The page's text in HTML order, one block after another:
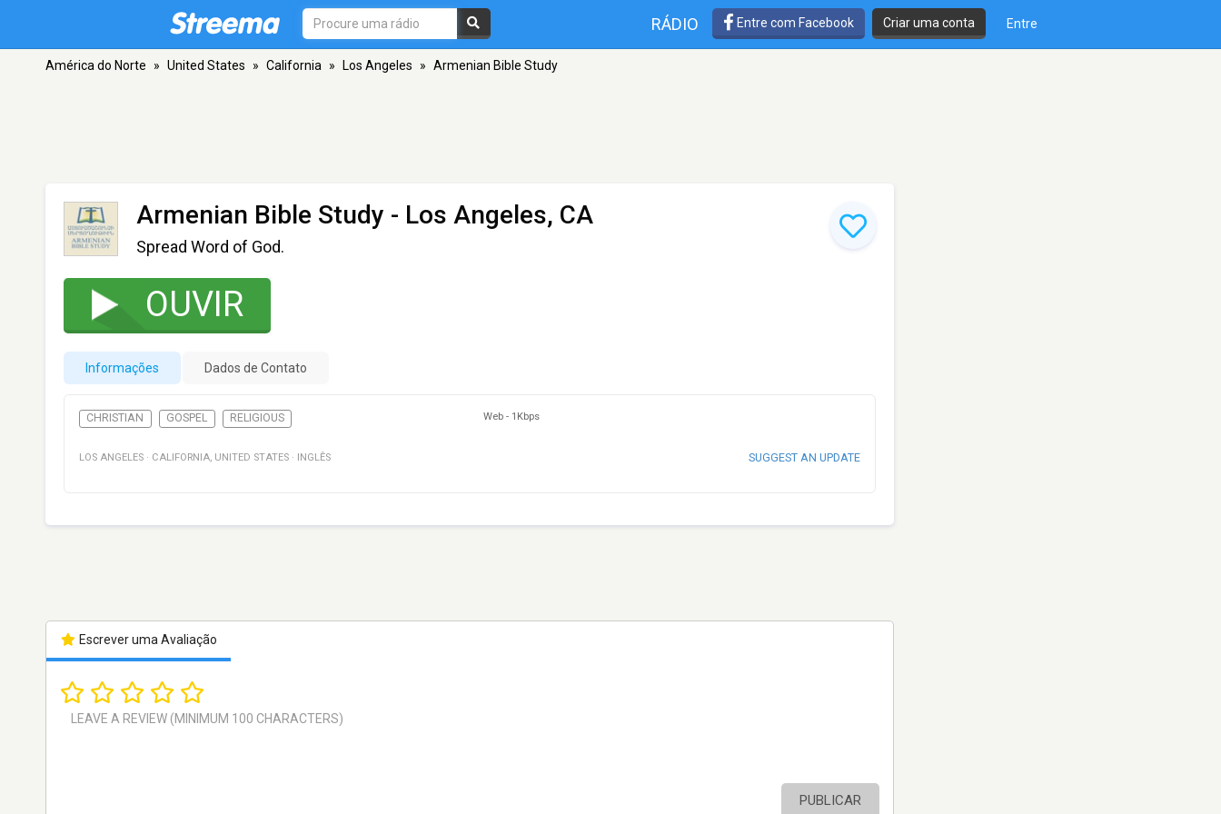
RÁDIO Entre com Facebook Criar uma conta Entre
América do Norte » United States » California » Los Angeles » Armenian Bible Study
Armenian Bible Study - Los Angeles, CA
Spread Word of God.
OUVIR
Informações Dados de Contato
CHRISTIAN GOSPEL RELIGIOUS Web - 1Kbps
LOS ANGELES · CALIFORNIA, UNITED STATES · INGLÊS SUGGEST AN UPDATE
Escrever uma Avaliação
PUBLICAR